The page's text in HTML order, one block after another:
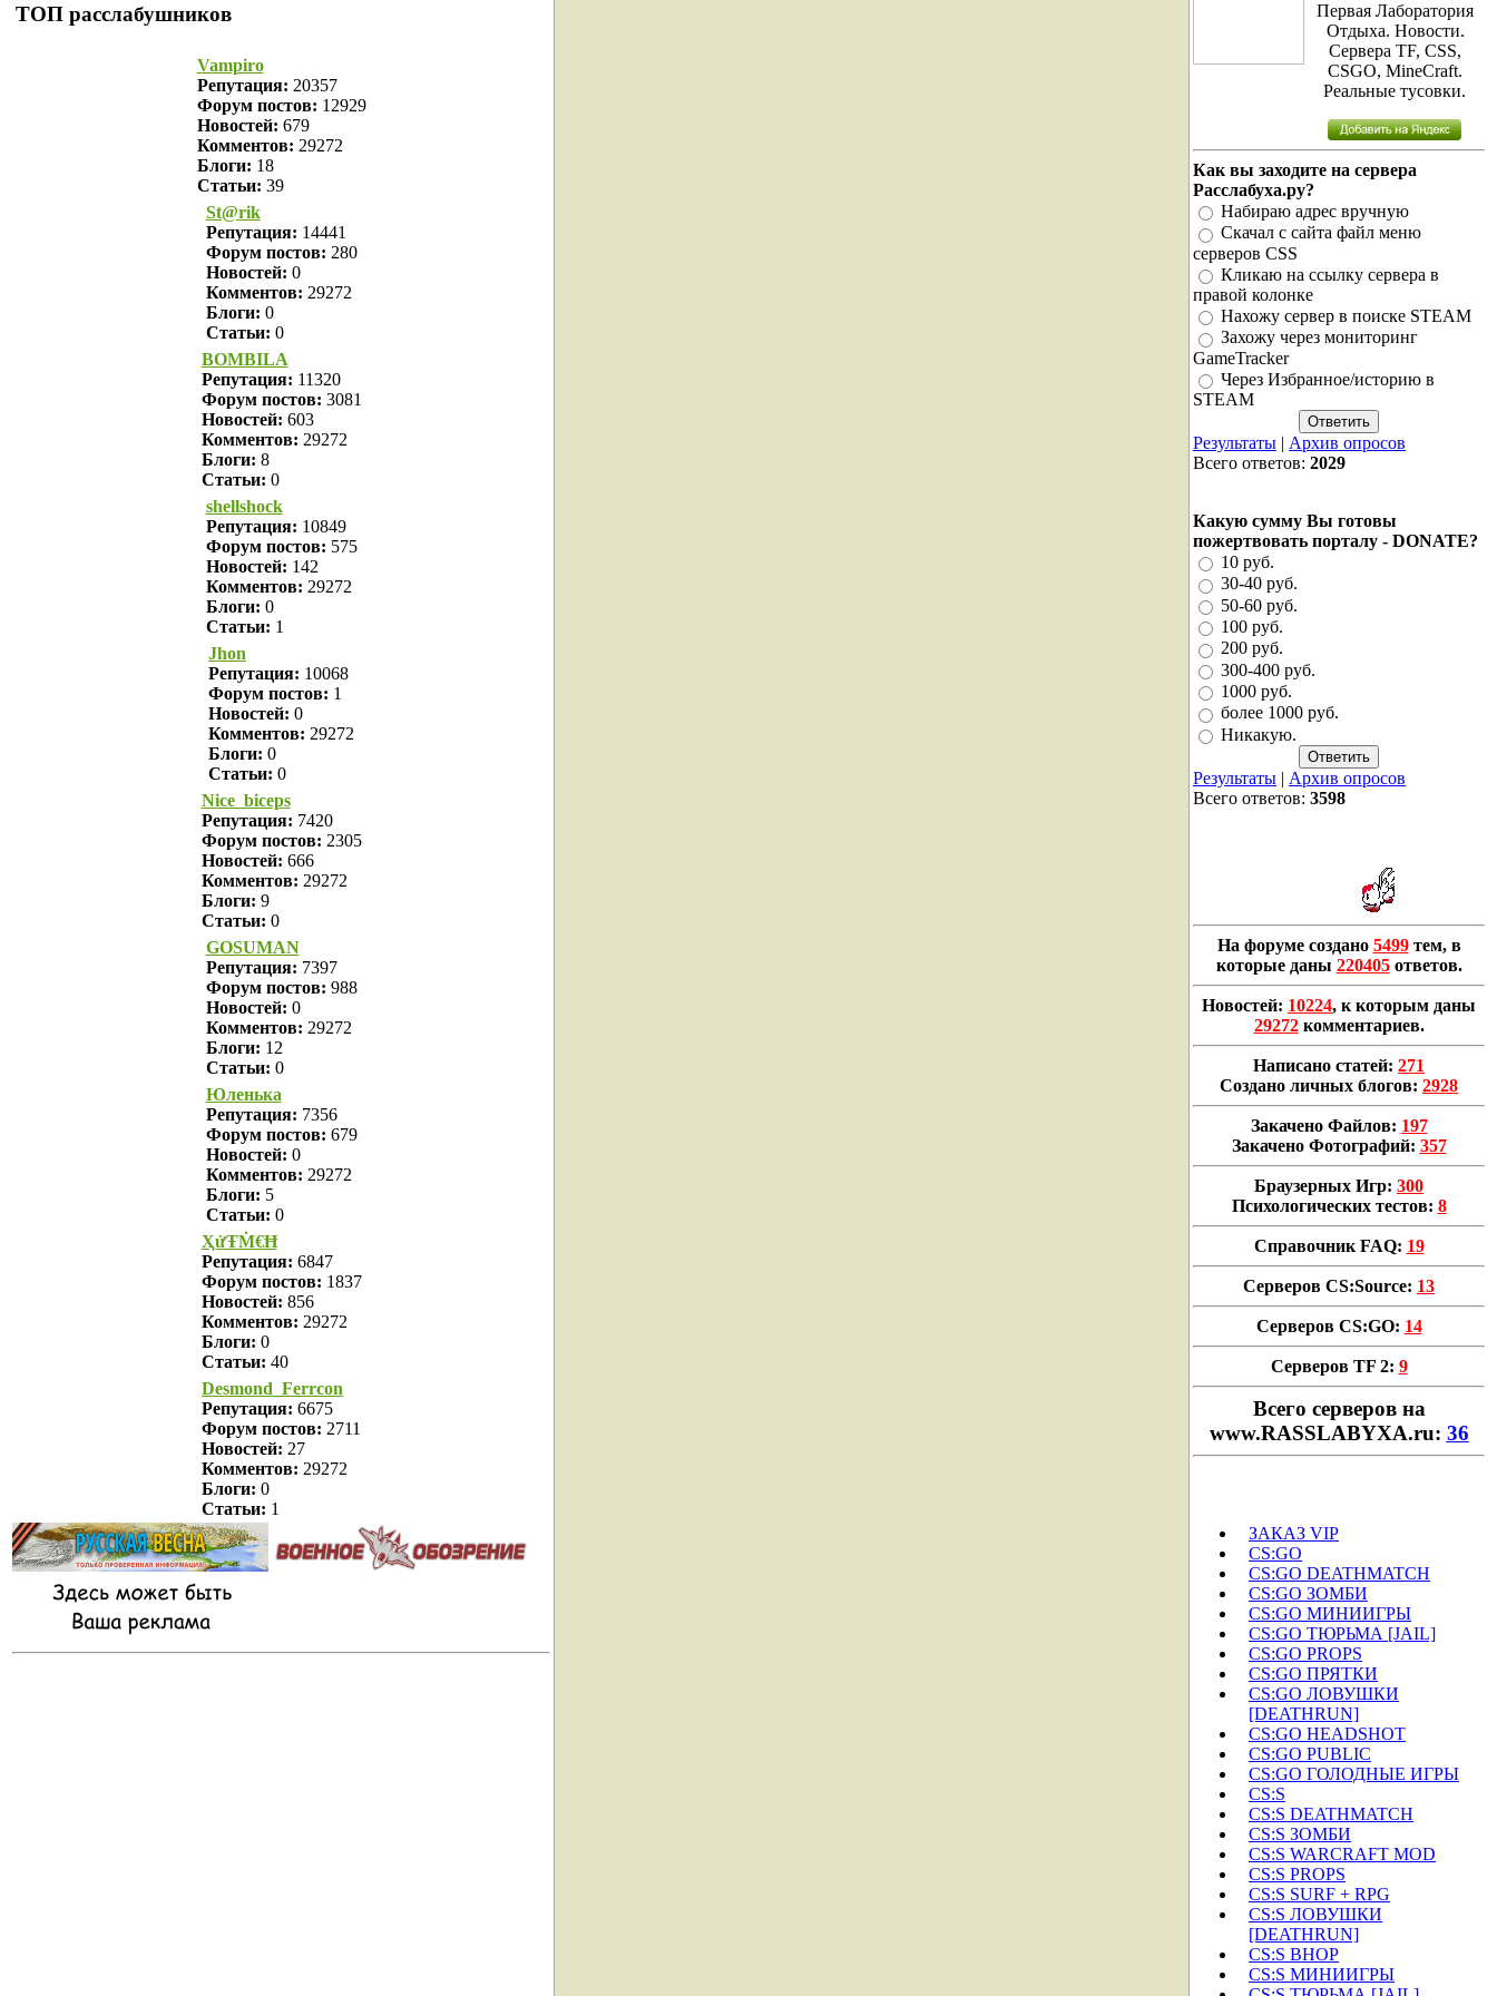
ТОП расслабушников
Vampiro
Репутация: 20357
Форум постов: 12929
Новостей: 679
Комментов: 29272
Блоги: 18
Статьи: 39
St@rik
Репутация: 14441
Форум постов: 280
Новостей: 0
Комментов: 29272
Блоги: 0
Статьи: 0
BOMBILA
Репутация: 11320
Форум постов: 3081
Новостей: 603
Комментов: 29272
Блоги: 8
Статьи: 0
shellshock
Репутация: 10849
Форум постов: 575
Новостей: 142
Комментов: 29272
Блоги: 0
Статьи: 1
Jhon
Репутация: 10068
Форум постов: 1
Новостей: 0
Комментов: 29272
Блоги: 0
Статьи: 0
Nice_biceps
Репутация: 7420
Форум постов: 2305
Новостей: 666
Комментов: 29272
Блоги: 9
Статьи: 0
GOSUMAN
Репутация: 7397
Форум постов: 988
Новостей: 0
Комментов: 29272
Блоги: 12
Статьи: 0
Юленька
Репутация: 7356
Форум постов: 679
Новостей: 0
Комментов: 29272
Блоги: 5
Статьи: 0
ҲửŦṀ€Ħ
Репутация: 6847
Форум постов: 1837
Новостей: 856
Комментов: 29272
Блоги: 0
Статьи: 40
Desmond_Ferrcon
Репутация: 6675
Форум постов: 2711
Новостей: 27
Комментов: 29272
Блоги: 0
Статьи: 1
Первая Лаборатория
Отдыха. Новости.
Сервера TF, CSS,
CSGO, MineCraft.
Реальные тусовки.
Как вы заходите на сервера
Расслабуха.ру?
Набираю адрес вручную
Скачал с сайта файл меню
серверов CSS
Кликаю на ссылку сервера в
правой колонке
Нахожу сервер в поиске STEAM
Захожу через мониторинг
GameTracker
Через Избранное/историю в
STEAM
Результаты | Архив опросов
Всего ответов: 2029
Какую сумму Вы готовы
пожертвовать порталу - DONATE?
10 руб.
30-40 руб.
50-60 руб.
100 руб.
200 руб.
300-400 руб.
1000 руб.
более 1000 руб.
Никакую.
Результаты | Архив опросов
Всего ответов: 3598
На форуме создано 5499тем, в
которые даны 220405ответов.
Новостей: 10224, к которым даны
29272комментариев.
Написано статей: 271
Создано личных блогов: 2928
Закачено Файлов: 197
Закачено Фотографий: 357
Браузерных Игр: 300
Психологических тестов: 8
Справочник FAQ: 19
Серверов CS:Source: 13
Серверов CS:GO: 14
Серверов TF 2: 9
Всего cерверов на
www.RASSLABYXA.ru: 36
ЗАКАЗ VIP
CS:GO
CS:GO DEATHMATCH
CS:GO ЗОМБИ
CS:GO МИНИИГРЫ
CS:GO ТЮРЬМА [JAIL]
CS:GO PROPS
CS:GO ПРЯТКИ
CS:GO ЛОВУШКИ
[DEATHRUN]
CS:GO HEADSHOT
CS:GO PUBLIC
CS:GO ГОЛОДНЫЕ ИГРЫ
CS:S
CS:S DEATHMATCH
CS:S ЗОМБИ
CS:S WARCRAFT MOD
CS:S PROPS
CS:S SURF + RPG
CS:S ЛОВУШКИ
[DEATHRUN]
CS:S BHOP
CS:S МИНИИГРЫ